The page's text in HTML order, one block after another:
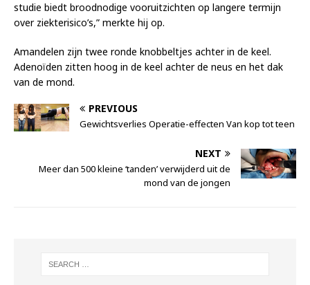
studie biedt broodnodige vooruitzichten op langere termijn
over ziekterisico’s,” merkte hij op.
Amandelen zijn twee ronde knobbeltjes achter in de keel.
Adenoïden zitten hoog in de keel achter de neus en het dak
van de mond.
PREVIOUS
Gewichtsverlies Operatie-effecten Van kop tot teen
NEXT
Meer dan 500 kleine ‘tanden’ verwijderd uit de
mond van de jongen